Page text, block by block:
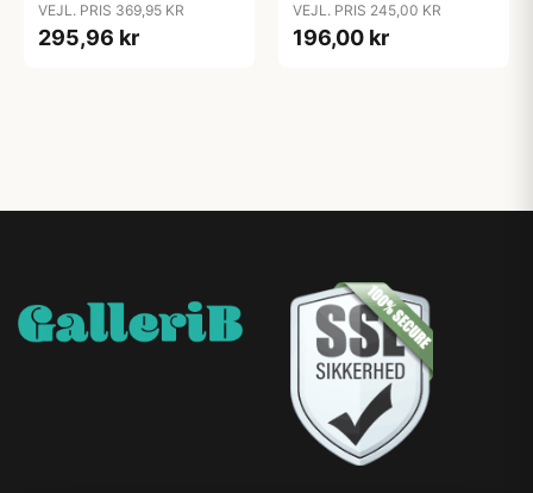
VEJL. PRIS 369,95 KR
295,96 kr
VEJL. PRIS 245,00 KR
196,00 kr